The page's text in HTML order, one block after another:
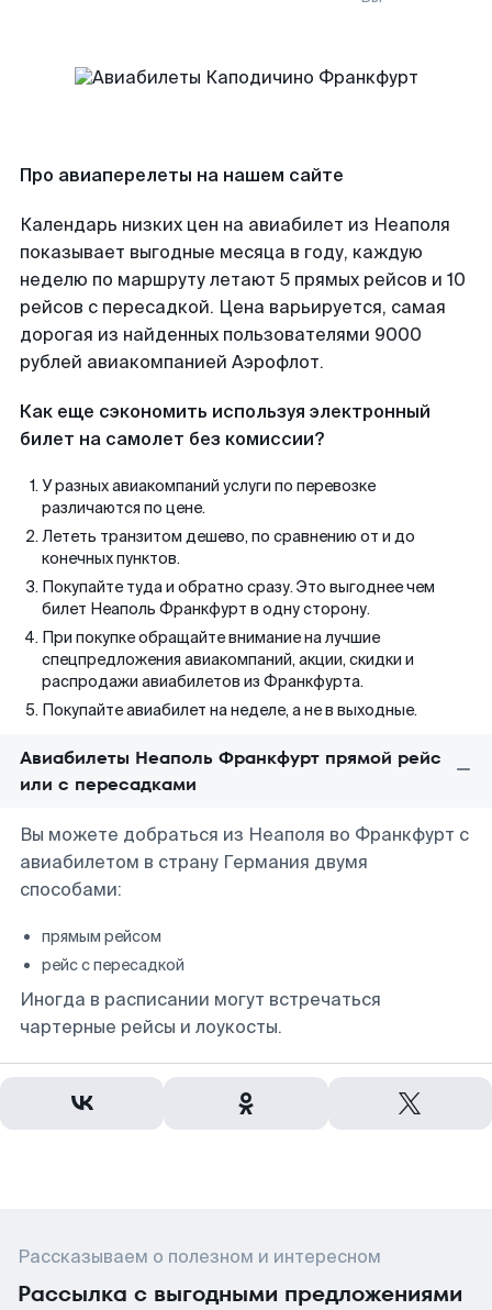
Про авиаперелеты на нашем сайте
Календарь низких цен на авиабилет из Неаполя
показывает выгодные месяца в году, каждую
неделю по маршруту летают 5 прямых рейсов и 10
рейсов с пересадкой. Цена варьируется, самая
дорогая из найденных пользователями 9000
рублей авиакомпанией Аэрофлот.
Как еще сэкономить используя электронный
билет на самолет без комиссии?
У разных авиакомпаний услуги по перевозке
различаются по цене.
Лететь транзитом дешево, по сравнению от и до
конечных пунктов.
Покупайте туда и обратно сразу. Это выгоднее чем
билет Неаполь Франкфурт в одну сторону.
При покупке обращайте внимание на лучшие
спецпредложения авиакомпаний, акции, скидки и
распродажи авиабилетов из Франкфурта.
Покупайте авиабилет на неделе, а не в выходные.
Авиабилеты Неаполь Франкфурт прямой рейс
или с пересадками
Вы можете добраться из Неаполя во Франкфурт с
авиабилетом в страну Германия двумя
способами:
прямым рейсом
рейс с пересадкой
Иногда в расписании могут встречаться
чартерные рейсы и лоукосты.
Рассказываем о полезном и интересном
Рассылка с выгодными предложениями